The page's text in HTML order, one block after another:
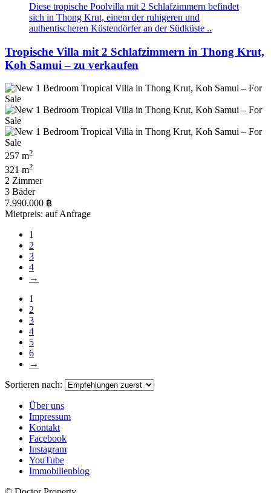
Diese tropische Poolvilla mit 2 Schlafzimmern befindet
sich in Thong Krut, einem der ruhigeren und
authentischeren Küstendörfer an der Südküste ..
Tropische Villa mit 2 Schlafzimmern in Thong Krut,
Koh Samui – zu verkaufen
257 m2
321 m2
2 Zimmer
3 Bäder
7.990.000 ฿
Mietpreis: auf Anfrage
1
2
3
4
→
1
2
3
4
5
6
→
Sortieren nach:
Über uns
Impressum
Kontakt
Facebook
Instagram
YouTube
Immobilienblog